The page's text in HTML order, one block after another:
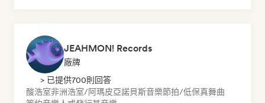
JEAHMON! Records
廠牌
> 已提供700則回答
酸浩室非洲浩室/阿瑪皮亞諾貝斯音樂節拍/低保真舞曲